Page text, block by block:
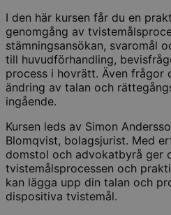
I den här kursen får du en
genomgång av
stämningsansökan, svaromål
till huvudförhandling,
process i hovrätt. Även frågor
ändring av talan och
ingående.
Kursen leds av Simon
Blomqvist, bolagsjurist. Med
domstol och advokatbyrå ger
tvistemålsprocessen och
kan lägga upp din talan och
dispositiva tvistemål.